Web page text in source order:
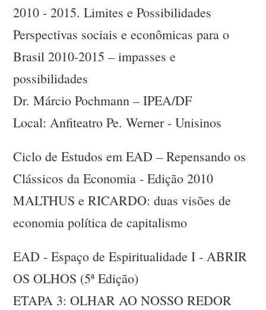
2010 - 2015. Limites e Possibilidades
Perspectivas sociais e econômicas para o
Brasil 2010-2015 – impasses e
possibilidades
Dr. Márcio Pochmann – IPEA/DF
Local: Anfiteatro Pe. Werner - Unisinos
Ciclo de Estudos em EAD – Repensando os
Clássicos da Economia - Edição 2010
MALTHUS e RICARDO: duas visões de
economia política de capitalismo
EAD - Espaço de Espiritualidade I - ABRIR
OS OLHOS (5ª Edição)
ETAPA 3: OLHAR AO NOSSO REDOR